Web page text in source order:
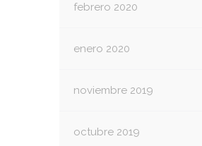
febrero 2020
enero 2020
noviembre 2019
octubre 2019